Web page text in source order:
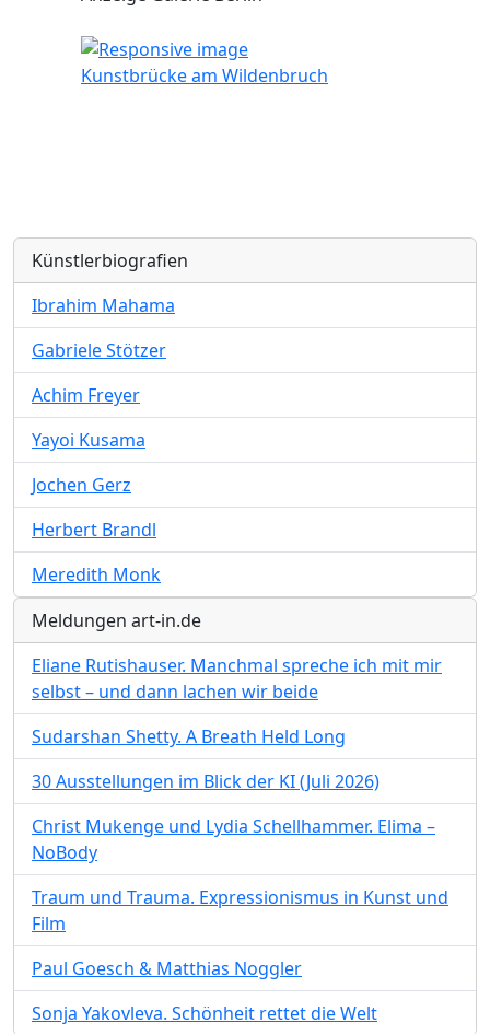
Kunstbrücke am Wildenbruch
Künstlerbiografien
Ibrahim Mahama
Gabriele Stötzer
Achim Freyer
Yayoi Kusama
Jochen Gerz
Herbert Brandl
Meredith Monk
Meldungen art-in.de
Eliane Rutishauser. Manchmal spreche ich mit mir
selbst – und dann lachen wir beide
Sudarshan Shetty. A Breath Held Long
30 Ausstellungen im Blick der KI (Juli 2026)
Christ Mukenge und Lydia Schellhammer. Elima –
NoBody
Traum und Trauma. Expressionismus in Kunst und
Film
Paul Goesch & Matthias Noggler
Sonja Yakovleva. Schönheit rettet die Welt